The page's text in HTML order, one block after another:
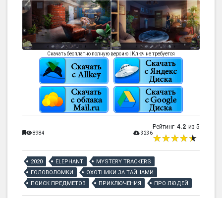
Скачать бесплатно полную версию | Ключ не требуется
8984 3236
Рейтинг 4.2 из 5
2020 ELEPHANT
MYSTERY TRACKERS
ГОЛОВОЛОМКИ
ОХОТНИКИ ЗА ТАЙНАМИ
ПОИСК ПРЕДМЕТОВ
ПРИКЛЮЧЕНИЯ ПРО ЛЮДЕЙ